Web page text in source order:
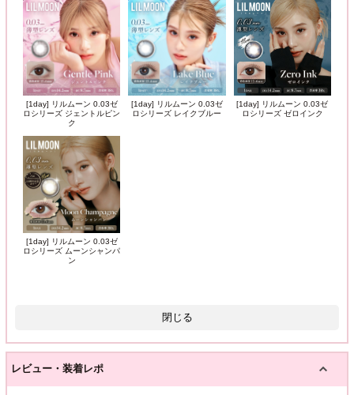
[1day] リルムーン 0.03ゼ
ロシリーズ ジェントルピン
ク
[1day] リルムーン 0.03ゼ
ロシリーズ レイクブルー
[1day] リルムーン 0.03ゼ
ロシリーズ ゼロインク
[1day] リルムーン 0.03ゼ
ロシリーズ ムーンシャンパ
ン
閉じる
レビュー・装着レポ